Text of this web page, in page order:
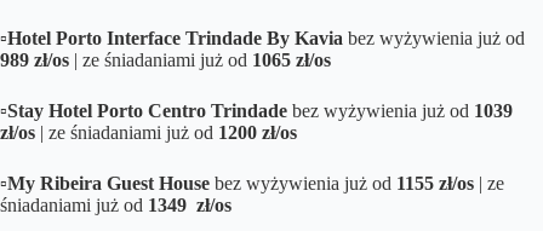
▫️Hotel Porto Interface Trindade By Kavia bez wyżywienia już od
989 zł/os | ze śniadaniami już od 1065 zł/os
▫️Stay Hotel Porto Centro Trindade bez wyżywienia już od 1039
zł/os | ze śniadaniami już od 1200 zł/os
▫️My Ribeira Guest House bez wyżywienia już od 1155 zł/os | ze
śniadaniami już od 1349 zł/os